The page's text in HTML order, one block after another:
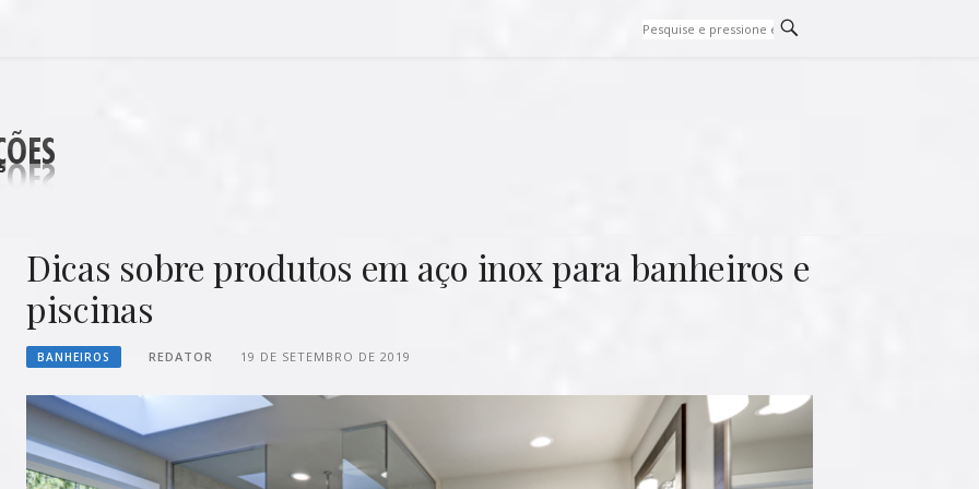
Dicas sobre produtos em aço inox para banheiros e
piscinas
BANHEIROS REDATOR 19 DE SETEMBRO DE 2019